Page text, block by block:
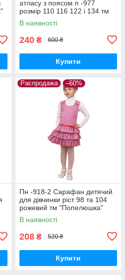
атласу з поясом п -977
розмір 110 116 122 і 134 тм
"Попелюшка"
В наявності
240 ₴ 600 ₴
Купити
Распродажа –60%
Пн -918-2 Сарафан дитячий
для дівчинки ріст 98 та 104
рожевий тм "Попелюшка"
В наявності
208 ₴ 520 ₴
Купити